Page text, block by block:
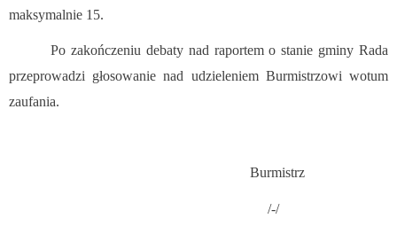
maksymalnie 15.
Po zakończeniu debaty nad raportem o stanie gminy Rada
przeprowadzi głosowanie nad udzieleniem Burmistrzowi wotum
zaufania.
Burmistrz
/-/